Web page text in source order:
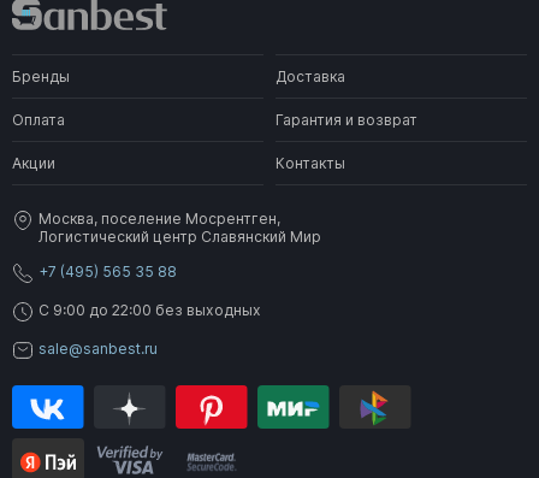
Бренды Доставка
Оплата Гарантия и возврат
Акции Контакты
Москва, поселение Мосрентген,
Логистический центр Славянский Мир
+7 (495) 565 35 88
C 9:00 до 22:00 без выходных
sale@sanbest.ru